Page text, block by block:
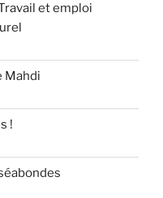
et emploi
Mahdi
!